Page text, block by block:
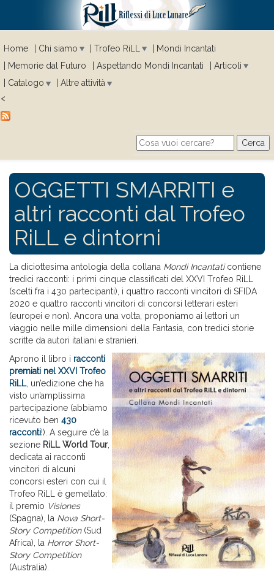
Home Chi siamo Trofeo RiLL
Mondi Incantati
Memorie dal Futuro
Aspettando Mondi Incantati
Articoli
Catalogo
Altre attività
<
Search form
Cerca
OGGETTI SMARRITI e
altri racconti dal Trofeo
RiLL e dintorni
La diciottesima antologia della collana Mondi Incantaticontiene
tredici racconti: i primi cinque classificati del XXVI Trofeo RiLL
(scelti fra i 430 partecipanti), i quattro racconti vincitori di SFIDA
2020 e quattro racconti vincitori di concorsi letterari esteri
(europei e non). Ancora una volta, proponiamo ai lettori un
viaggio nelle mille dimensioni della Fantasia, con tredici storie
scritte da autori italiani e stranieri.
Aprono il libro i racconti
premiati nel XXVI Trofeo
RiLL, un’edizione che ha
visto un’amplissima
partecipazione (abbiamo
ricevuto ben 430
racconti!). A seguire c’è la
sezione RiLL World Tour,
dedicata ai racconti
vincitori di alcuni
concorsi esteri con cui il
Trofeo RiLL è gemellato:
il premio Visiones
(Spagna), la Nova Short-
Story Competition(Sud
Africa), la Horror Short-
Story Competition
(Australia).